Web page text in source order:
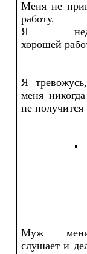
Меня не
работу.
Я
хорошей
Я
меня
не получится
Муж
слушает и